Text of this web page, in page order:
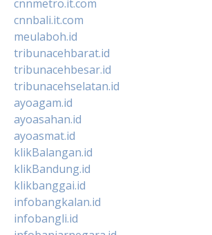
cnnmetro.it.com
cnnbali.it.com
meulaboh.id
tribunacehbarat.id
tribunacehbesar.id
tribunacehselatan.id
ayoagam.id
ayoasahan.id
ayoasmat.id
klikBalangan.id
klikBandung.id
klikbanggai.id
infobangkalan.id
infobangli.id